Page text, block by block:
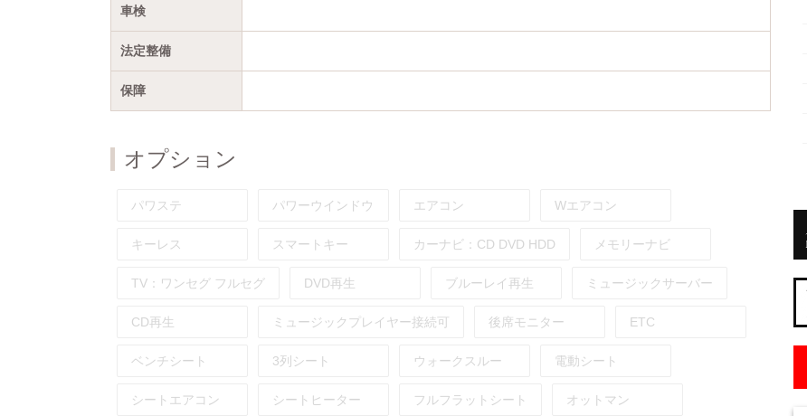
車検
法定整備
保障
オプション
パワステ パワーウインドウ エアコン Wエアコン
キーレス スマートキー カーナビ： CD DVD HDD メモリーナビ
TV： ワンセグ フルセグ DVD再生 ブルーレイ再生 ミュージックサーバー
CD再生 ミュージックプレイヤー接続可 後席モニター ETC
ベンチシート 3列シート ウォークスルー 電動シート
シートエアコン シートヒーター フルフラットシート オットマン